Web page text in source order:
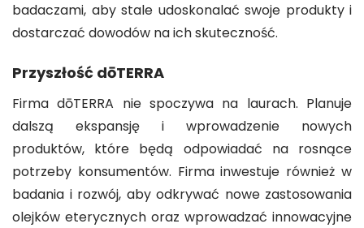
badaczami, aby stale udoskonalać swoje produkty i
dostarczać dowodów na ich skuteczność.
Przyszłość dōTERRA
Firma dōTERRA nie spoczywa na laurach. Planuje
dalszą ekspansję i wprowadzenie nowych
produktów, które będą odpowiadać na rosnące
potrzeby konsumentów. Firma inwestuje również w
badania i rozwój, aby odkrywać nowe zastosowania
olejków eterycznych oraz wprowadzać innowacyjne